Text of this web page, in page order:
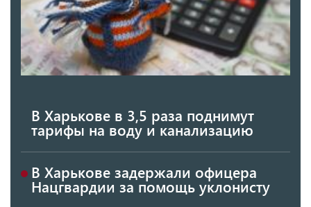
В Харькове в 3,5 раза поднимут
тарифы на воду и канализацию
В Харькове задержали офицера
Нацгвардии за помощь уклонисту